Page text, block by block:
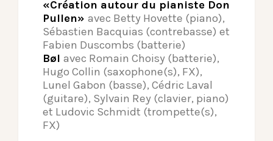
«Création autour du pianiste Don
Pullen» avec Betty Hovette (piano),
Sébastien Bacquias (contrebasse) et
Fabien Duscombs (batterie)
Bøl avec Romain Choisy (batterie),
Hugo Collin (saxophone(s), FX),
Lunel Gabon (basse), Cédric Laval
(guitare), Sylvain Rey (clavier, piano)
et Ludovic Schmidt (trompette(s),
FX)